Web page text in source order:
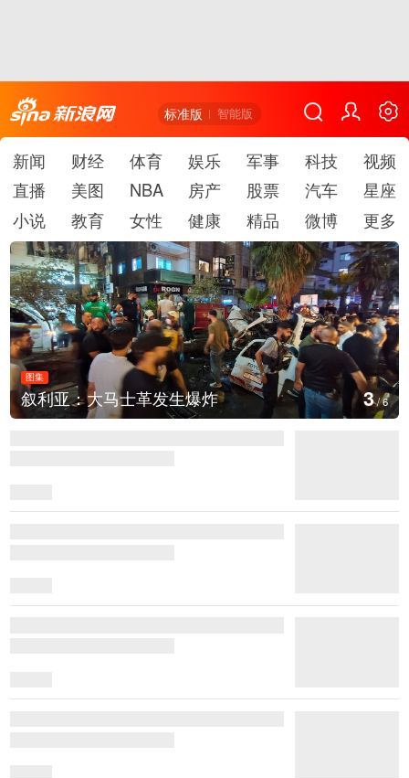
标准版 智能版
新闻 财经 体育 娱乐 军事 科技
视频
直播
美图 NBA 房产 股票 汽车
星座
小说
教育 女性 健康 精品 微博 更多
图集
叙利亚：大马士革发生爆炸 3/6